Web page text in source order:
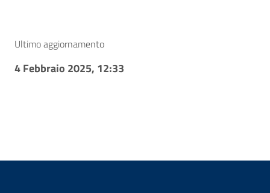
Ultimo aggiornamento
4 Febbraio 2025, 12:33